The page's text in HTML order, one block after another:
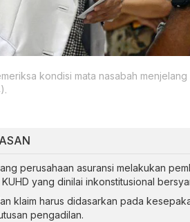
kondisi mata nasabah
perusahaan asuransi melakukan
KUHD yang dinilai inkonstitusional
klaim harus didasarkan pada
pengadilan.